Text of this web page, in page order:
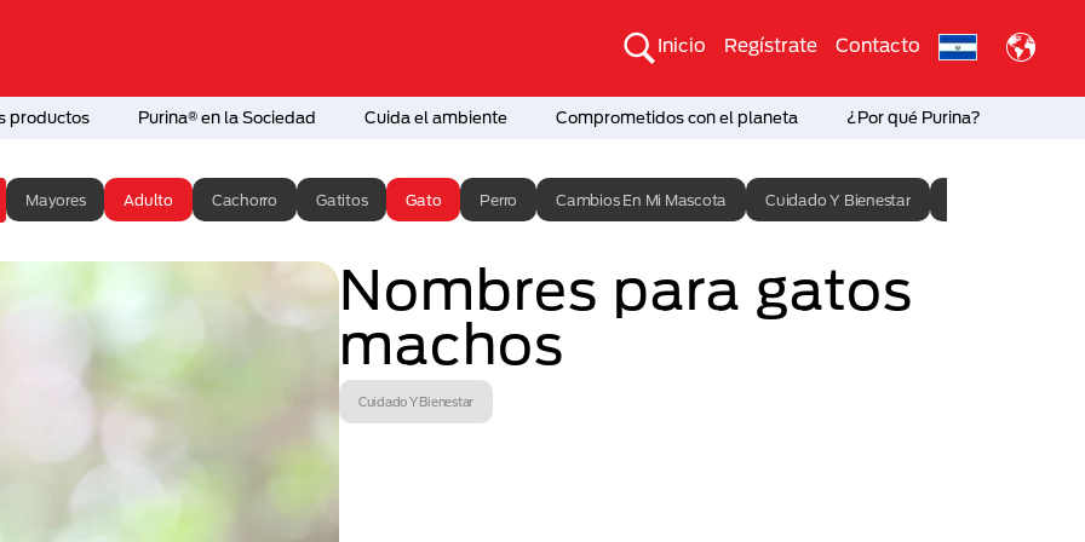
Inicio Regístrate Contacto
productos Purina® en la Sociedad Cuida el ambiente Comprometidos con el planeta ¿Por qué Purina?
Mayores Adulto Cachorro Gatitos Gato Perro Cambios En Mi Mascota Cuidado Y Bienestar
Nombres para gatos
machos
Cuidado Y Bienestar